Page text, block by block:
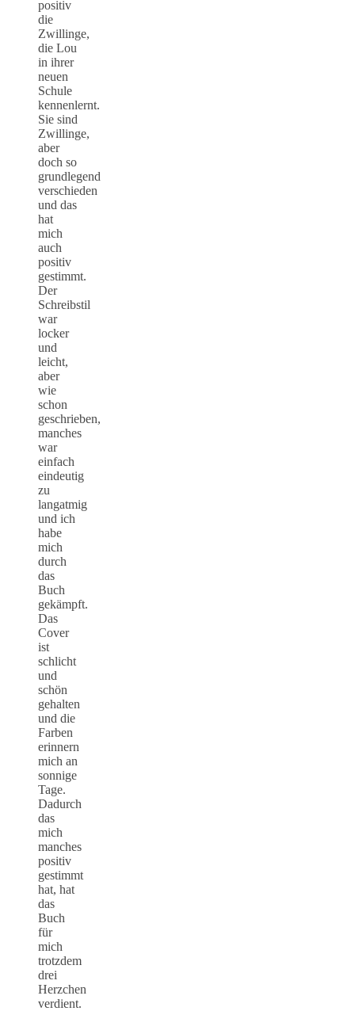
positiv
die
Zwillinge,
die Lou
in ihrer
neuen
Schule
kennenlernt.
Sie sind
Zwillinge,
aber
doch so
grundlegend
verschieden
und das
hat
mich
auch
positiv
gestimmt.
Der
Schreibstil
war
locker
und
leicht,
aber
wie
schon
geschrieben,
manches
war
einfach
eindeutig
zu
langatmig
und ich
habe
mich
durch
das
Buch
gekämpft.
Das
Cover
ist
schlicht
und
schön
gehalten
und die
Farben
erinnern
mich an
sonnige
Tage.
Dadurch
das
mich
manches
positiv
gestimmt
hat, hat
das
Buch
für
mich
trotzdem
drei
Herzchen
verdient.